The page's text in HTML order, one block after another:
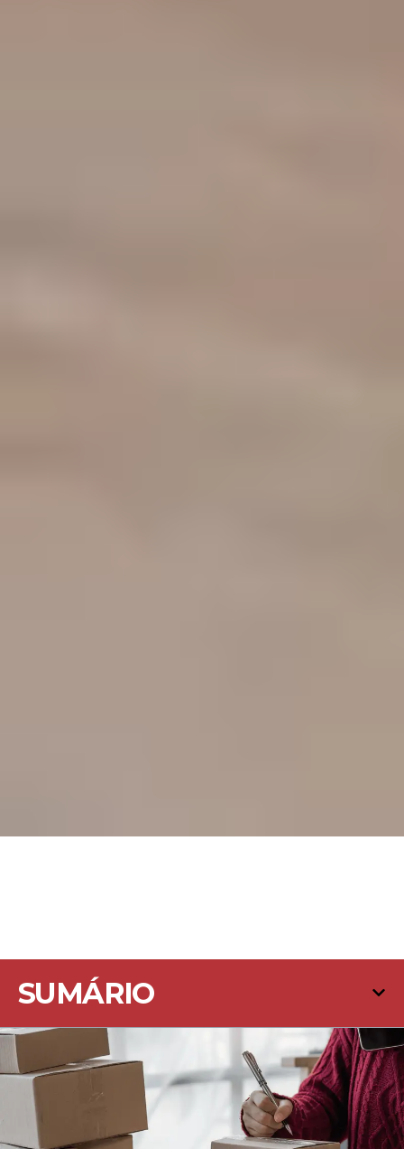
SUMÁRIO